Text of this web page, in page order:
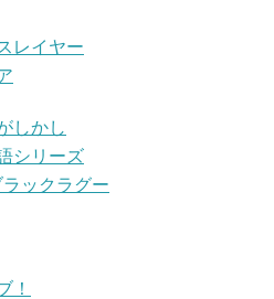
レイヤー
しかし
シリーズ
ックラグー
！